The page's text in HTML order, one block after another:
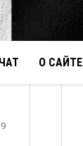
О САЙТЕ